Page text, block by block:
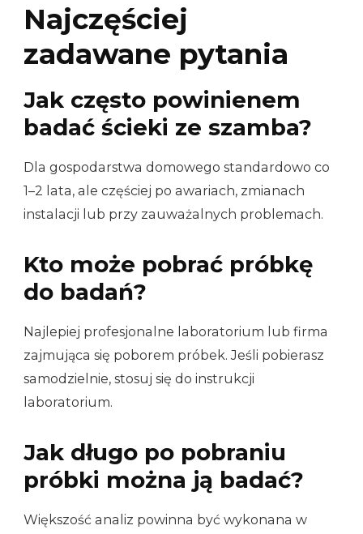
Najczęściej
zadawane pytania
Jak często powinienem
badać ścieki ze szamba?
Dla gospodarstwa domowego standardowo co
1–2 lata, ale częściej po awariach, zmianach
instalacji lub przy zauważalnych problemach.
Kto może pobrać próbkę
do badań?
Najlepiej profesjonalne laboratorium lub firma
zajmująca się poborem próbek. Jeśli pobierasz
samodzielnie, stosuj się do instrukcji
laboratorium.
Jak długo po pobraniu
próbki można ją badać?
Większość analiz powinna być wykonana w